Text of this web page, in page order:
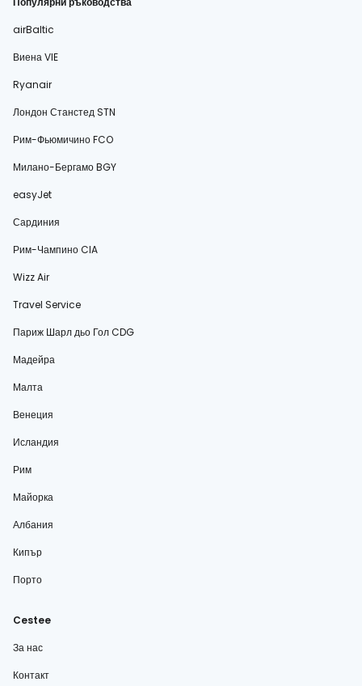
airBaltic
Виена VIE
Ryanair
Лондон Станстед STN
Рим-Фьюмичино FCO
Милано-Бергамо BGY
easyJet
Сардиния
Рим-Чампино CIA
Wizz Air
Travel Service
Париж Шарл дьо Гол CDG
Мадейра
Малта
Венеция
Исландия
Рим
Майорка
Албания
Кипър
Порто
Cestee
За нас
Контакт